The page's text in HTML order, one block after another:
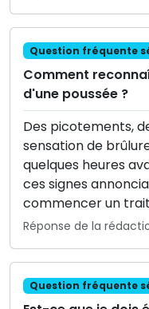
Question fréquente
Comment
d'une poussée ?
Des picotements,
sensation de
quelques heures
ces signes
commencer un
Réponse de la
Question fréquente